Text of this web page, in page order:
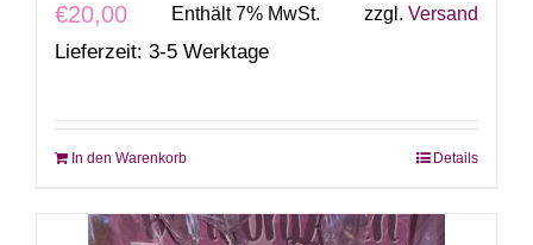
€20,00 Enthält 7% MwSt. zzgl. Versand
Lieferzeit: 3-5 Werktage
In den Warenkorb Details